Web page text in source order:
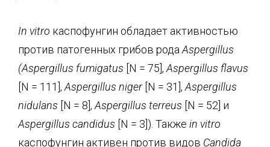
In vitro каспофунгин обладает активностью
против патогенных грибов рода Aspergillus
(Aspergillus fumigatus [N = 75], Aspergillus flavus
[N = 111], Aspergillus niger[N = 31], Aspergillus
nidulans [N = 8], Aspergillus terreus [N = 52] и
Aspergillus candidus [N = 3]). Также in vitro
каспофунгин активен против видов Candida